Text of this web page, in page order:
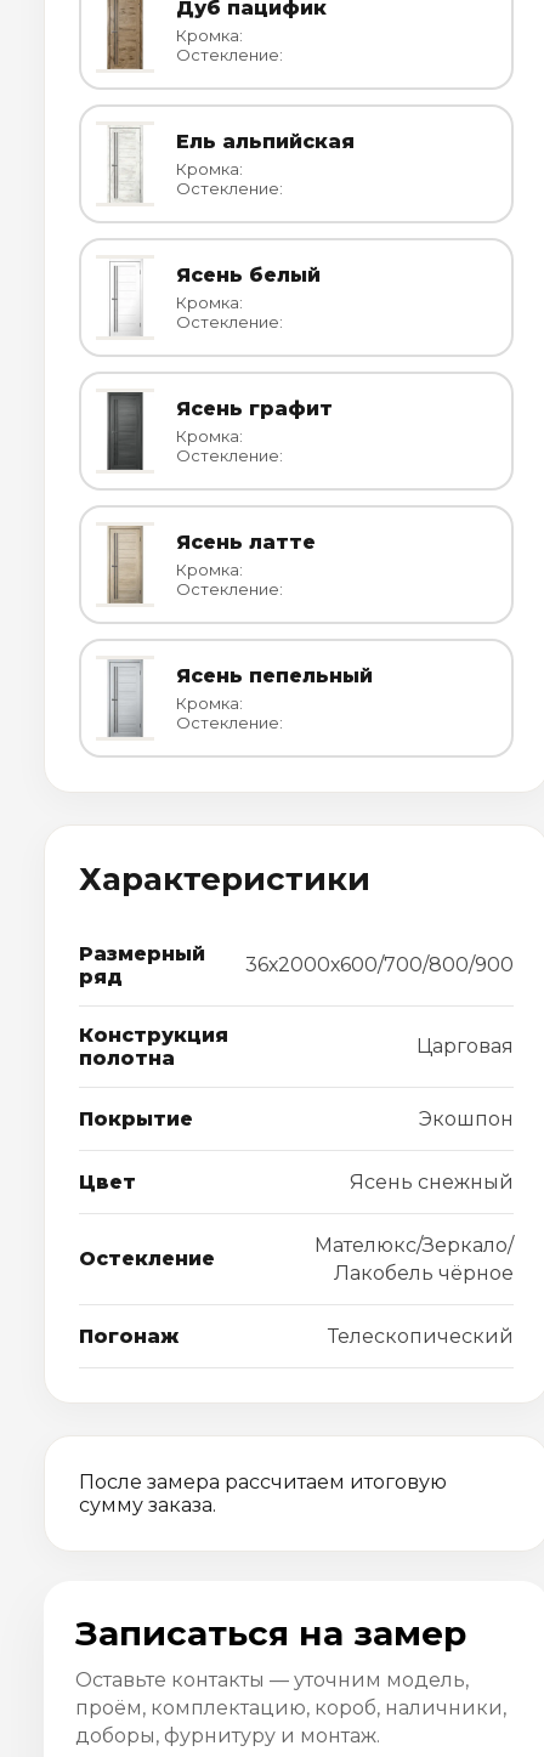
Дуб пацифик
Кромка:
Остекление:
Ель альпийская
Кромка:
Остекление:
Ясень белый
Кромка:
Остекление:
Ясень графит
Кромка:
Остекление:
Ясень латте
Кромка:
Остекление:
Ясень пепельный
Кромка:
Остекление:
Характеристики
Размерный
ряд
36х2000х600/700/800/900
Конструкция
полотна
Царговая
Покрытие Экошпон
Цвет Ясень снежный
Остекление
Мателюкс/Зеркало/
Лакобель чёрное
Погонаж Телескопический
После замера рассчитаем итоговую
сумму заказа.
Записаться на замер
Оставьте контакты — уточним модель,
проём, комплектацию, короб, наличники,
доборы, фурнитуру и монтаж.